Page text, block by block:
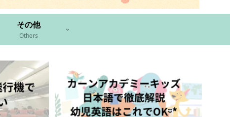
その他
Others